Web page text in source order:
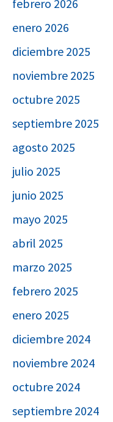
febrero 2026
enero 2026
diciembre 2025
noviembre 2025
octubre 2025
septiembre 2025
agosto 2025
julio 2025
junio 2025
mayo 2025
abril 2025
marzo 2025
febrero 2025
enero 2025
diciembre 2024
noviembre 2024
octubre 2024
septiembre 2024